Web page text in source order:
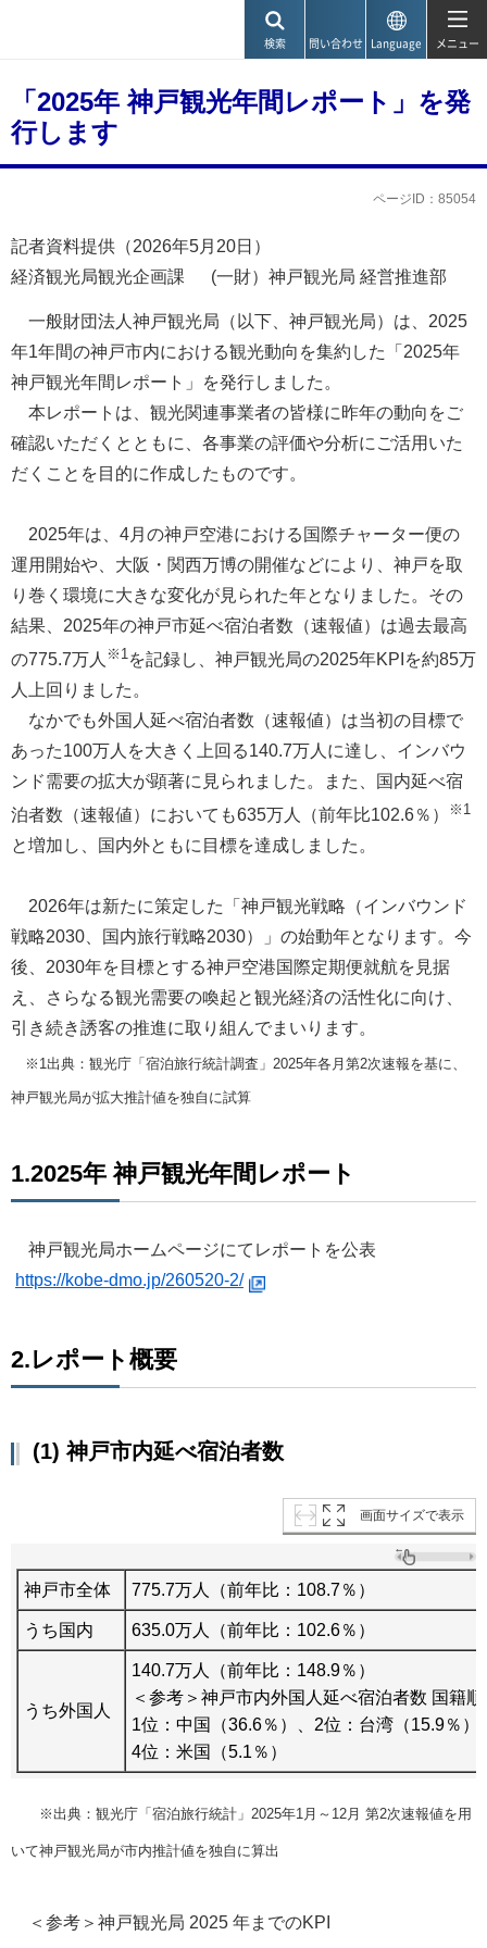
検索 問い合わせ Language メニュー
「2025年 神戸観光年間レポート」を発
行します
ページID：85054
記者資料提供（2026年5月20日）
経済観光局観光企画課 (一財）神戸観光局 経営推進部
一般財団法人神戸観光局（以下、神戸観光局）は、2025
年1年間の神戸市内における観光動向を集約した「2025年
神戸観光年間レポート」を発行しました。
本レポートは、観光関連事業者の皆様に昨年の動向をご
確認いただくとともに、各事業の評価や分析にご活用いた
だくことを目的に作成したものです。
2025年は、4月の神戸空港における国際チャーター便の
運用開始や、大阪・関西万博の開催などにより、神戸を取
り巻く環境に大きな変化が見られた年となりました。その
結果、2025年の神戸市延べ宿泊者数（速報値）は過去最高
の775.7万人 ※1 を記録し、神戸観光局の2025年KPIを約85万
人上回りました。
なかでも外国人延べ宿泊者数（速報値）は当初の目標で
あった100万人を大きく上回る140.7万人に達し、インバウ
ンド需要の拡大が顕著に見られました。また、国内延べ宿
泊者数（速報値）においても635万人（前年比102.6％）
※1
と増加し、国内外ともに目標を達成しました。
2026年は新たに策定した「神戸観光戦略（インバウンド
戦略2030、国内旅行戦略2030）」の始動年となります。今
後、2030年を目標とする神戸空港国際定期便就航を見据
え、さらなる観光需要の喚起と観光経済の活性化に向け、
引き続き誘客の推進に取り組んでまいります。
※1出典：観光庁「宿泊旅行統計調査」2025年各月第2次速報を基に、
神戸観光局が拡大推計値を独自に試算
1.2025年 神戸観光年間レポート
神戸観光局ホームページにてレポートを公表
https://kobe-dmo.jp/260520-2/
2.レポート概要
(1) 神戸市内延べ宿泊者数
画面サイズで表示
神戸市全体 775.7万人（前年比：108.7％）
うち国内 635.0万人（前年比：102.6％）
うち外国人
140.7万人（前年比：148.9％）
＜参考＞神戸市内外国人延べ宿泊者数 国籍
1位：中国（36.6％）、2位：台湾（15.9％）
4位：米国（5.1％）
※出典：観光庁「宿泊旅行統計」2025年1月～12月 第2次速報値を用
いて神戸観光局が市内推計値を独自に算出
＜参考＞神戸観光局 2025 年までのKPI